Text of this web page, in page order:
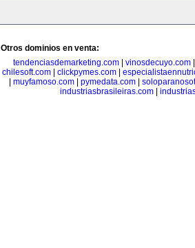
Otros dominios en venta:
tendenciasdemarketing.com| vinosdecuyo.com
chilesoft.com
clickpymes.com
muyfamoso.com pymedata.com
industriasbrasileiras.com